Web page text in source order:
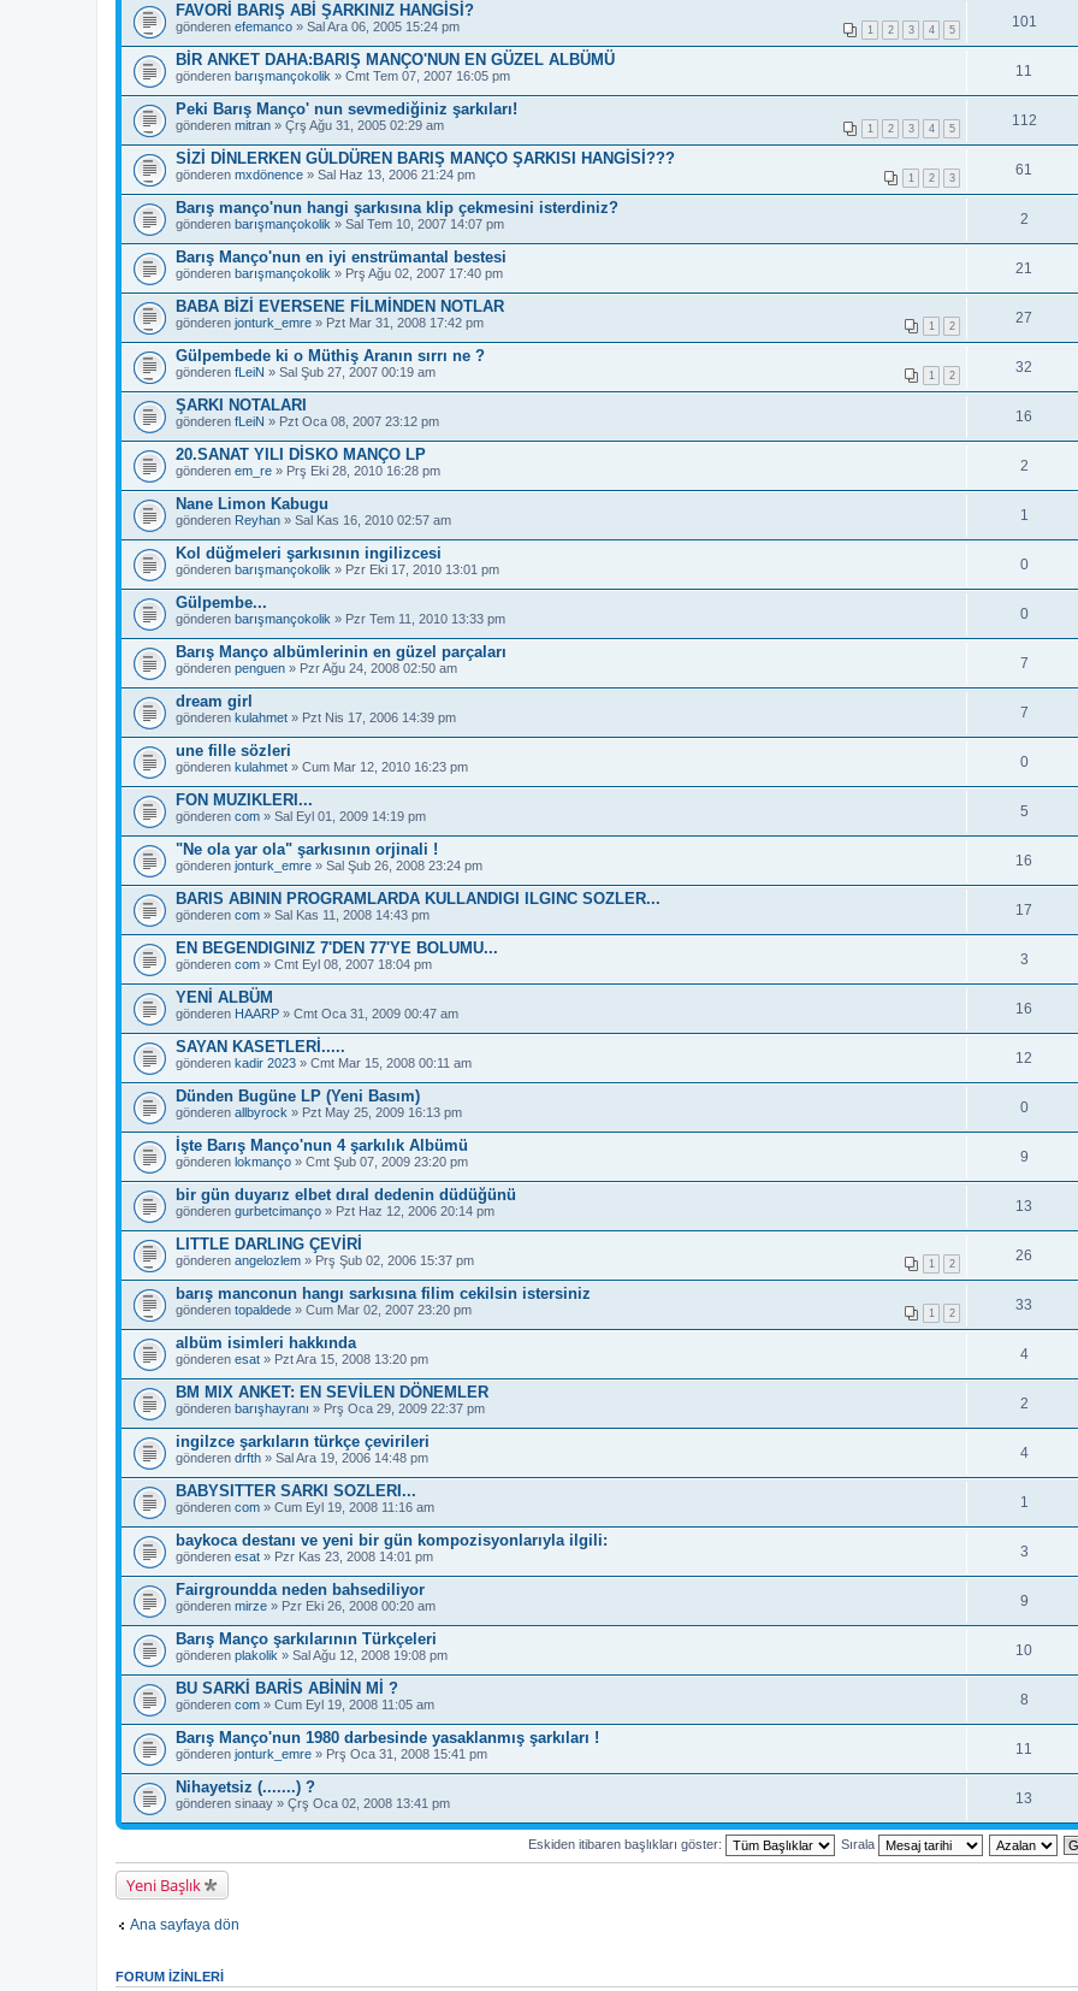
FAVORİ BARIŞ ABİ ŞARKINIZ HANGİSİ?
1 2 3 4 5
gönderen efemanco » Sal Ara 06, 2005 15:24 pm 101
BİR ANKET DAHA:BARIŞ MANÇO'NUN EN GÜZEL ALBÜMÜ
gönderen barışmançokolik » Cmt Tem 07, 2007 16:05 pm 11
Peki Barış Manço' nun sevmediğiniz şarkıları!
1 2 3 4 5
gönderen mitran » Çrş Ağu 31, 2005 02:29 am 112
SİZİ DİNLERKEN GÜLDÜREN BARIŞ MANÇO ŞARKISI HANGİSİ???
1 2 3
gönderen mxdönence » Sal Haz 13, 2006 21:24 pm 61
Barış manço'nun hangi şarkısına klip çekmesini isterdiniz?
gönderen barışmançokolik » Sal Tem 10, 2007 14:07 pm 2
Barış Manço'nun en iyi enstrümantal bestesi
gönderen barışmançokolik » Prş Ağu 02, 2007 17:40 pm 21
BABA BİZİ EVERSENE FİLMİNDEN NOTLAR
1 2
gönderen jonturk_emre » Pzt Mar 31, 2008 17:42 pm 27
Gülpembede ki o Müthiş Aranın sırrı ne ?
1 2
gönderen fLeiN » Sal Şub 27, 2007 00:19 am 32
ŞARKI NOTALARI
gönderen fLeiN » Pzt Oca 08, 2007 23:12 pm 16
20.SANAT YILI DİSKO MANÇO LP
gönderen em_re » Prş Eki 28, 2010 16:28 pm 2
Nane Limon Kabugu
gönderen Reyhan » Sal Kas 16, 2010 02:57 am 1
Kol düğmeleri şarkısının ingilizcesi
gönderen barışmançokolik » Pzr Eki 17, 2010 13:01 pm 0
Gülpembe...
gönderen barışmançokolik » Pzr Tem 11, 2010 13:33 pm 0
Barış Manço albümlerinin en güzel parçaları
gönderen penguen » Pzr Ağu 24, 2008 02:50 am 7
dream girl
gönderen kulahmet » Pzt Nis 17, 2006 14:39 pm 7
une fille sözleri
gönderen kulahmet » Cum Mar 12, 2010 16:23 pm 0
FON MUZIKLERI...
gönderen com » Sal Eyl 01, 2009 14:19 pm 5
"Ne ola yar ola" şarkısının orjinali !
gönderen jonturk_emre » Sal Şub 26, 2008 23:24 pm 16
BARIS ABININ PROGRAMLARDA KULLANDIGI ILGINC SOZLER...
gönderen com » Sal Kas 11, 2008 14:43 pm 17
EN BEGENDIGINIZ 7'DEN 77'YE BOLUMU...
gönderen com » Cmt Eyl 08, 2007 18:04 pm 3
YENİ ALBÜM
gönderen HAARP » Cmt Oca 31, 2009 00:47 am 16
SAYAN KASETLERİ.....
gönderen kadir 2023 » Cmt Mar 15, 2008 00:11 am 12
Dünden Bugüne LP (Yeni Basım)
gönderen allbyrock » Pzt May 25, 2009 16:13 pm 0
İşte Barış Manço'nun 4 şarkılık Albümü
gönderen lokmanço » Cmt Şub 07, 2009 23:20 pm 9
bir gün duyarız elbet dıral dedenin düdüğünü
gönderen gurbetcimanço » Pzt Haz 12, 2006 20:14 pm 13
LITTLE DARLING ÇEVİRİ
1 2
gönderen angelozlem » Prş Şub 02, 2006 15:37 pm 26
barış manconun hangı sarkısına filim cekilsin istersiniz
1 2
gönderen topaldede » Cum Mar 02, 2007 23:20 pm 33
albüm isimleri hakkında
gönderen esat » Pzt Ara 15, 2008 13:20 pm 4
BM MIX ANKET: EN SEVİLEN DÖNEMLER
gönderen barışhayranı » Prş Oca 29, 2009 22:37 pm 2
ingilzce şarkıların türkçe çevirileri
gönderen drfth » Sal Ara 19, 2006 14:48 pm 4
BABYSITTER SARKI SOZLERI...
gönderen com » Cum Eyl 19, 2008 11:16 am 1
baykoca destanı ve yeni bir gün kompozisyonlarıyla ilgili:
gönderen esat » Pzr Kas 23, 2008 14:01 pm 3
Fairgroundda neden bahsediliyor
gönderen mirze » Pzr Eki 26, 2008 00:20 am 9
Barış Manço şarkılarının Türkçeleri
gönderen plakolik » Sal Ağu 12, 2008 19:08 pm 10
BU SARKİ BARİS ABİNİN Mİ ?
gönderen com » Cum Eyl 19, 2008 11:05 am 8
Barış Manço'nun 1980 darbesinde yasaklanmış şarkıları !
gönderen jonturk_emre » Prş Oca 31, 2008 15:41 pm 11
Nihayetsiz (.......) ?
gönderen sinaay » Çrş Oca 02, 2008 13:41 pm 13
Eskiden itibaren başlıkları göster: Sırala
Yeni Başlık
Ana sayfaya dön
FORUM IZINLERI